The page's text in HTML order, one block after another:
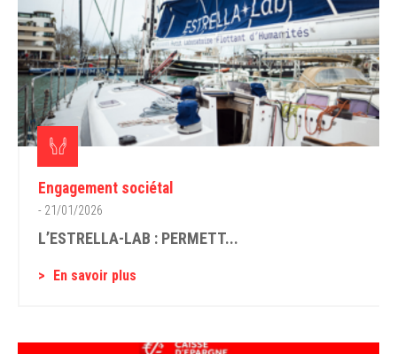
Engagement sociétal
- 21/01/2026
L’ESTRELLA-LAB : PERMETT...
En savoir plus